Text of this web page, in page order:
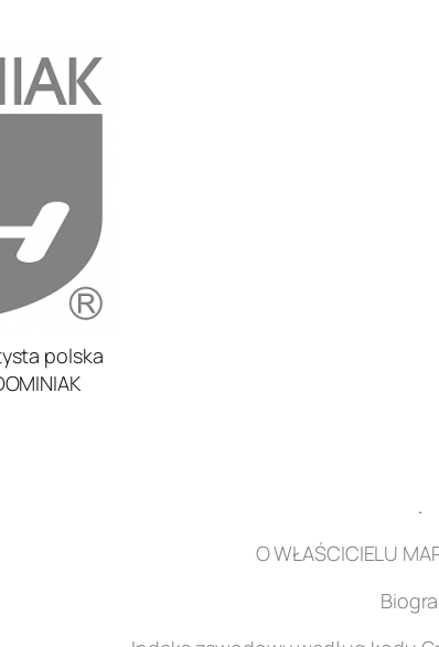
polska
.
O WŁAŚCICIELU